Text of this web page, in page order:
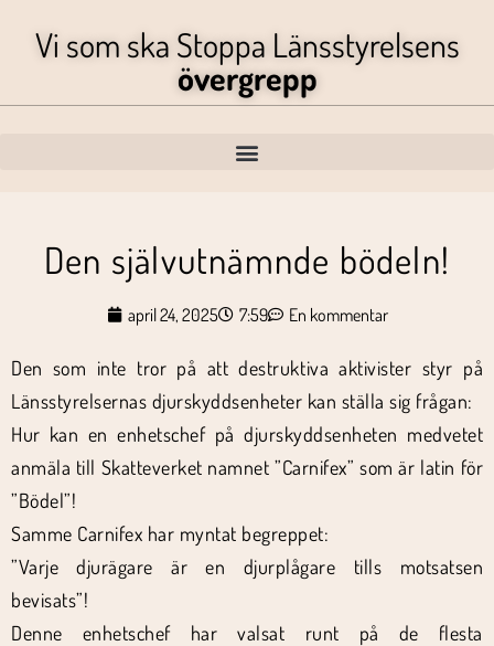
Vi som ska Stoppa Länsstyrelsens
övergrepp
Den självutnämnde bödeln!
april 24, 2025 7:59 En kommentar
Den som inte tror på att destruktiva aktivister styr på
Länsstyrelsernas djurskyddsenheter kan ställa sig frågan:
Hur kan en enhetschef på djurskyddsenheten medvetet
anmäla till Skatteverket namnet ”Carnifex” som är latin för
”Bödel”!
Samme Carnifex har myntat begreppet:
”Varje djurägare är en djurplågare tills motsatsen
bevisats”!
Denne enhetschef har valsat runt på de flesta